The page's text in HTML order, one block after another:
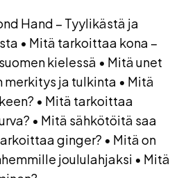
Hand – Tyylikästä ja
• Mitä tarkoittaa kona –
kielessä • Mitä unet
merkitys ja tulkinta • Mitä
• Mitä tarkoittaa
• Mitä sähkötöitä saa
ginger? • Mitä on
joululahjaksi • Mitä